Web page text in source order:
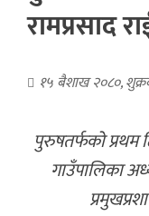
रामप्रसाद
१५ बैशाख २०८०,
पुरुषतर्फको प्रथम
गाउँपालिका